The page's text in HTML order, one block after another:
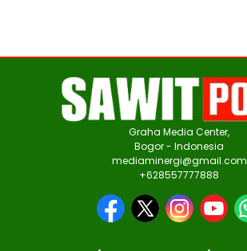
Graha Media Center,
Bogor - Indonesia
mediaminergi@gmail.com
+628557777888